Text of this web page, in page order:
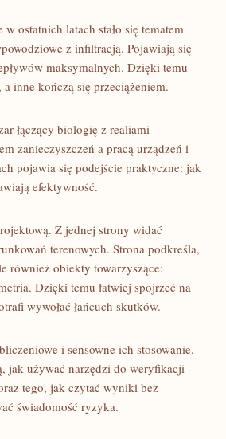
ostatnich latach stało się tematem
z infiltracją. Pojawiają się
maksymalnych. Dzięki temu
inne kończą się przeciążeniem.
łączący biologię z realiami
zanieczyszczeń a pracą urządzeń i
pojawia się podejście praktyczne: jak
efektywność.
Z jednej strony widać
terenowych. Strona podkreśla,
również obiekty towarzyszące:
Dzięki temu łatwiej spojrzeć na
wywołać łańcuch skutków.
i sensowne ich stosowanie.
jak używać narzędzi do weryfikacji
tego, jak czytać wyniki bez
świadomość ryzyka.